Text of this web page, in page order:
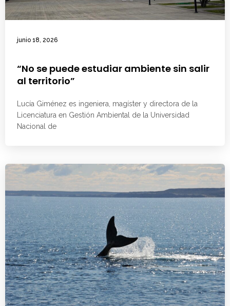
junio 18, 2026
“No se puede estudiar ambiente sin salir
al territorio”
Lucía Giménez es ingeniera, magíster y directora de la
Licenciatura en Gestión Ambiental de la Universidad
Nacional de